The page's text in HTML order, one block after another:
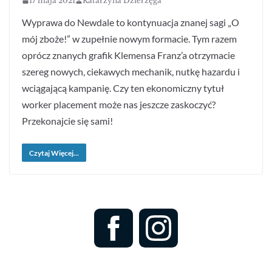
Wyprawa do Newdale to kontynuacja znanej sagi „O
mój zboże!” w zupełnie nowym formacie. Tym razem
oprócz znanych grafik Klemensa Franz’a otrzymacie
szereg nowych, ciekawych mechanik, nutkę hazardu i
wciągającą kampanię. Czy ten ekonomiczny tytuł
worker placement może nas jeszcze zaskoczyć?
Przekonajcie się sami!
Czytaj Więcej...